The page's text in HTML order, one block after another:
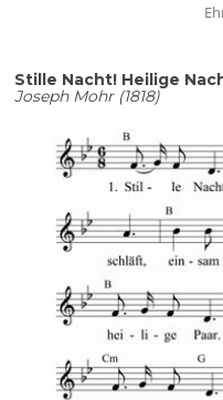
Stille Nacht! Heilige
Joseph Mohr (1818)